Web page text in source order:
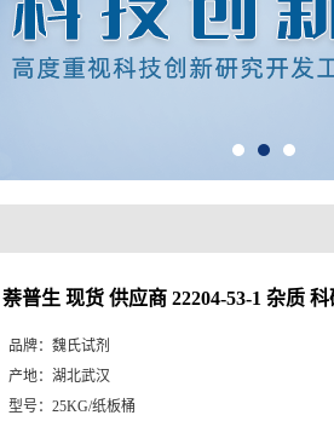
萘普生 现货 供应商 22204-53-1 杂质 科
品牌： 魏氏试剂
产地： 湖北武汉
型号： 25KG/纸板桶